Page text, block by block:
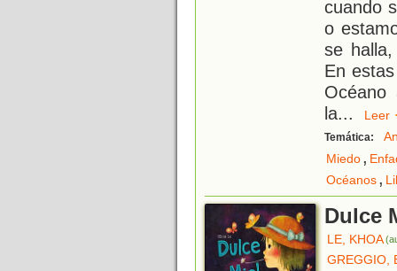
cuando
o
se
En
la...
Temática:
Miedo,
Océanos,
Dulce
LE, KHOA
GREGGIO,